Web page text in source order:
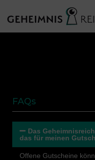
FAQs
Das
das für meinen
Offene Gutscheine